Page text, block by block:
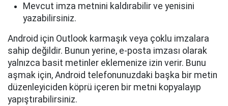
Mevcut imza metnini kaldırabilir ve yenisini
yazabilirsiniz.
Android için Outlook karmaşık veya çoklu imzalara
sahip değildir. Bunun yerine, e-posta imzası olarak
yalnızca basit metinler eklemenize izin verir. Bunu
aşmak için, Android telefonunuzdaki başka bir metin
düzenleyiciden köprü içeren bir metni kopyalayıp
yapıştırabilirsiniz.